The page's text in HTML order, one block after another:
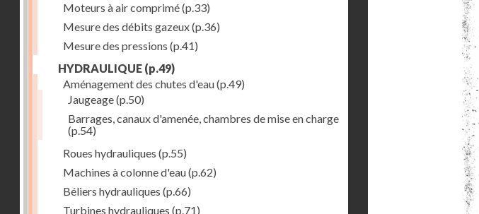
Moteurs à air comprimé(p.33)
Mesure des débits gazeux(p.36)
Mesure des pressions (p.41)
HYDRAULIQUE (p.49)
Aménagement des chutes d'eau(p.49)
Jaugeage(p.50)
Barrages, canaux d'amenée, chambres de mise en charge
(p.54)
Roues hydrauliques (p.55)
Machines à colonne d'eau(p.62)
Béliers hydrauliques (p.66)
Turbines hydrauliques (p.71)